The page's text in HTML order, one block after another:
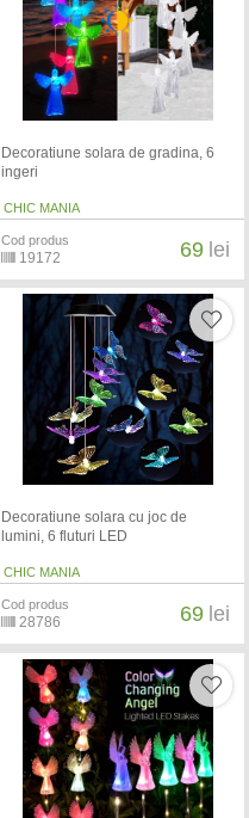
Decoratiune solara de gradina, 6
ingeri
CHIC MANIA
Cod produs
19172 69 lei
Decoratiune solara cu joc de
lumini, 6 fluturi LED
CHIC MANIA
Cod produs
28786 69 lei